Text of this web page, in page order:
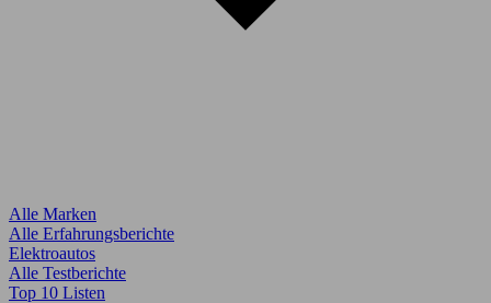
Alle Marken
Alle Erfahrungsberichte
Elektroautos
Alle Testberichte
Top 10 Listen